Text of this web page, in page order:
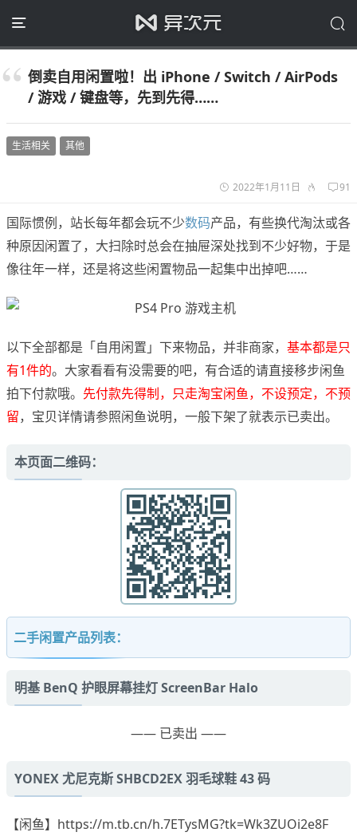
倒卖自用闲置啦！出 iPhone / Switch / AirPods
/ 游戏 / 键盘等，先到先得……
生活相关 其他
2022年1月11日 91
国际惯例，站长每年都会玩不少数码产品，有些换代淘汰或各
种原因闲置了，大扫除时总会在抽屉深处找到不少好物，于是
像往年一样，还是将这些闲置物品一起集中出掉吧……
以下全部都是「自用闲置」下来物品，并非商家， 基本都是只
有1件的。大家看看有没需要的吧，有合适的请直接移步闲鱼
拍下付款哦。 先付款先得制，只走淘宝闲鱼，不设预定，不预
留，宝贝详情请参照闲鱼说明，一般下架了就表示已卖出。
本页面二维码：
二手闲置产品列表：
明基 BenQ 护眼屏幕挂灯 ScreenBar Halo
—— 已卖出 ——
YONEX 尤尼克斯 SHBCD2EX 羽毛球鞋 43 码
【闲鱼】https://m.tb.cn/h.7ETysMG?tk=Wk3ZUOi2e8F